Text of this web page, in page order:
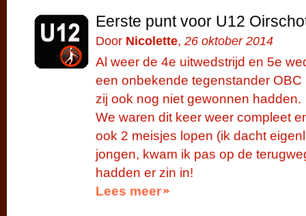
Eerste punt voor U12
Door Nicolette, 26 oktober 2014
Al weer de 4e uitwedstrijd en 5e
een onbekende tegenstander
zij ook nog niet gewonnen hadden.
We waren dit keer weer compleet
ook 2 meisjes lopen (ik dacht
jongen, kwam ik pas op de
hadden er zin in!
Lees meer